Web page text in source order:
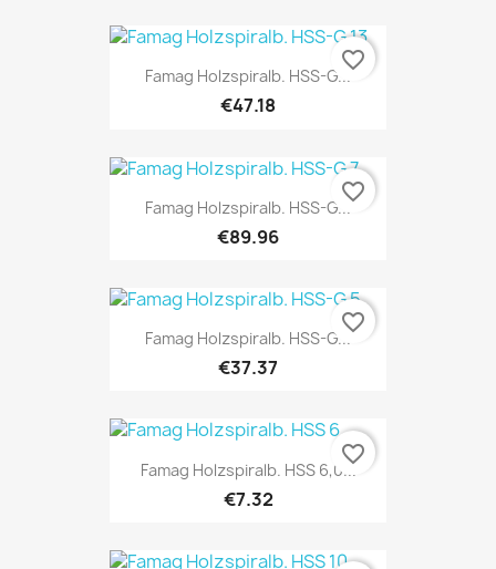
Famag Holzspiralb. HSS-G...
€47.18
favorite_border
Famag Holzspiralb. HSS-G...
€89.96
favorite_border
Famag Holzspiralb. HSS-G...
€37.37
favorite_border
Famag Holzspiralb. HSS 6,0...
€7.32
favorite_border